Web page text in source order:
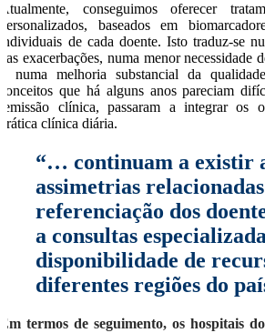
Atualmente, conseguimos oferecer
personalizados, baseados em
individuais de cada doente. Isto traduz-se
das exacerbações, numa menor necessidade
e numa melhoria substancial da
conceitos que há alguns anos pareciam
remissão clínica, passaram a integrar os
prática clínica diária.
“… continuam a existir
assimetrias
referenciação dos
a consultas
disponibilidade de
diferentes regiões do
Em termos de seguimento, os hospitais